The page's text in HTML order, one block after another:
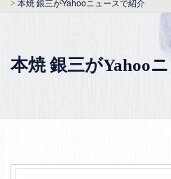
本焼 銀三がYahooニュースで紹介
本焼 銀三がYahoo